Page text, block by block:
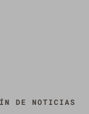
DE NOTICIAS